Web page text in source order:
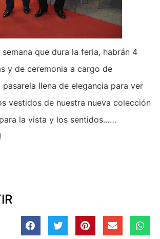
que dura la feria, habrán 4
y de ceremonia a cargo de
pasarela llena de elegancia para ver
vestidos de nuestra nueva colección
la vista y los sentidos……